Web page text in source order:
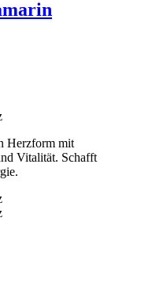
Herzform mit
Vitalität. Schafft